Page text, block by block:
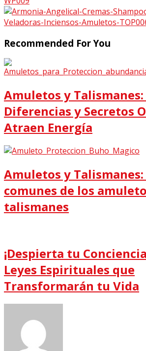
Recommended For You
Amuletos y
Diferencias y Secretos
Atraen Energía
Amuletos y
comunes de los
talismanes
¡Despierta tu
Leyes Espirituales que
Transformarán tu Vida